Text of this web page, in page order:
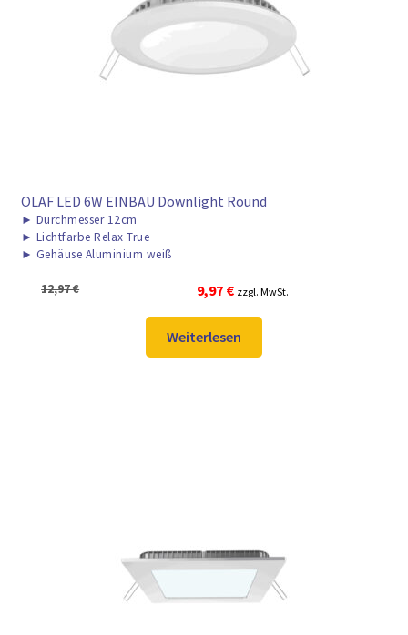
OLAF LED 6W EINBAU Downlight Round
► Durchmesser 12cm
► Lichtfarbe Relax True
► Gehäuse Aluminium weiß
12,97€
Ursprünglicher
war:
12,97 €
9,97 €Aktueller
ist:
9,97 €.
zzgl. MwSt.
Weiterlesen